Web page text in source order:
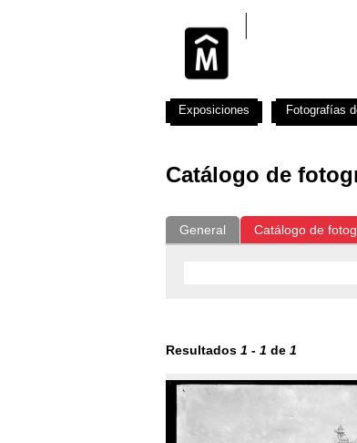
Catálogo de
General Catálogo de
Resultados 1 - 1 de 1
Exposiciones Fotografías